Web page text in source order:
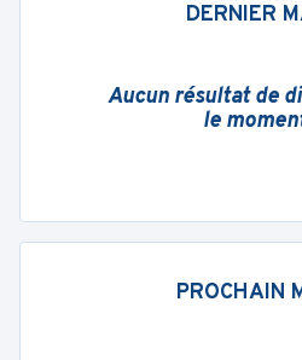
DERNIER
Aucun résultat de
le
PROCHAIN